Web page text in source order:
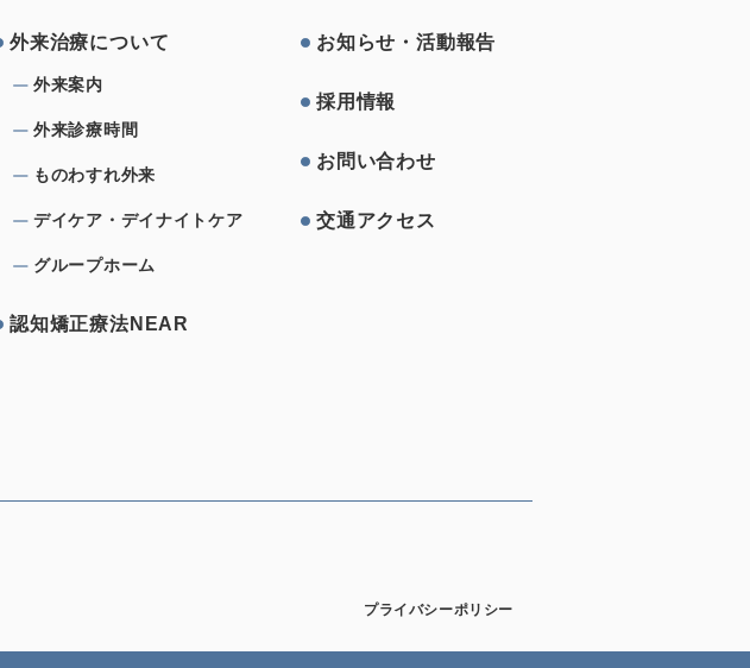
外来治療について
外来案内
外来診療時間
ものわすれ外来
デイケア・デイナイトケア
お知らせ・活動報告
採⽤情報
お問い合わせ
交通アクセス
グループホーム
プライバシーポリシー
認知矯正療法NEAR